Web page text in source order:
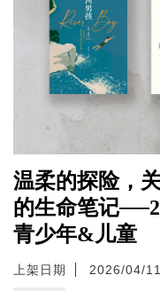
温柔的探险，
的生命笔记
青少年&儿童
上架日期 2026/04/11